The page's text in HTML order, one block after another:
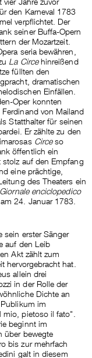
den Karneval 1783
verpflichtet. Der
seiner Buffa-Opern
der Mozartzeit.
seria bewähren,
La Circehinreißend
füllten den
dramatischen
Einfällen.
Oper konnten
von Mailand
Statthalter für seinen
Er zählte zu den
Circeso
öffentlich ein
auf den Empfang
eine prächtige,
des Theaters ein
Giornale enciclopedico
24. Januar 1783.
erster Sänger
auf den Leib
Akt zählt zum
hervorgebracht hat.
allein drei
in der Rolle der
Dichte an
im
mio, pietoso il fato".
beginnt im
über bewegte
bis zur mehrfach
galt in diesem